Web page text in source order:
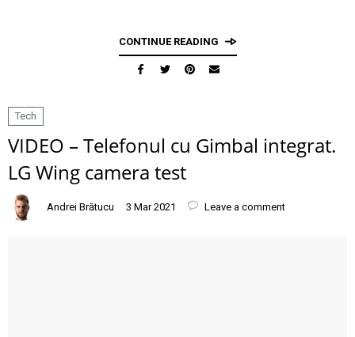
CONTINUE READING
Tech
VIDEO – Telefonul cu Gimbal integrat.
LG Wing camera test
Andrei Brătucu 3 Mar 2021 Leave a comment